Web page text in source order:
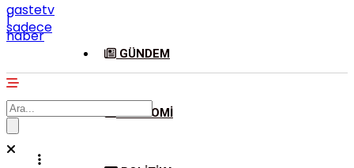
gastetv
|
sadece
haber
GÜNDEM
EKONOMI